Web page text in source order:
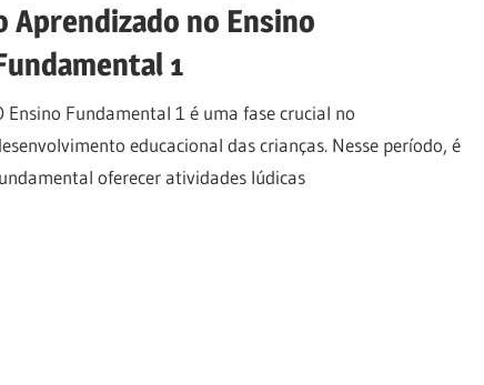
Aprendizado no Ensino
1
Ensino Fundamental 1 é uma fase crucial no
educacional das crianças. Nesse período, é
oferecer atividades lúdicas